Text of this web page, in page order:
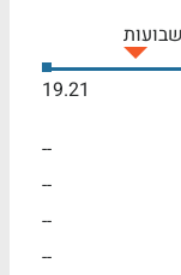
19.21
--
--
--
--